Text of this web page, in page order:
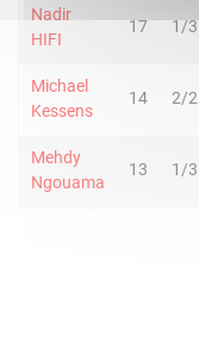
Nadir
HIFI
17 1/3
Michael
Kessens
14 2/2
Mehdy
Ngouama
13 1/3